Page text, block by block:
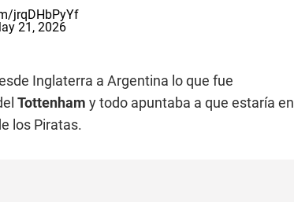
jrqDHbPyYf
21, 2026
Inglaterra a Argentina lo que fue
Tottenham y todo apuntaba a que estaría en
los Piratas.